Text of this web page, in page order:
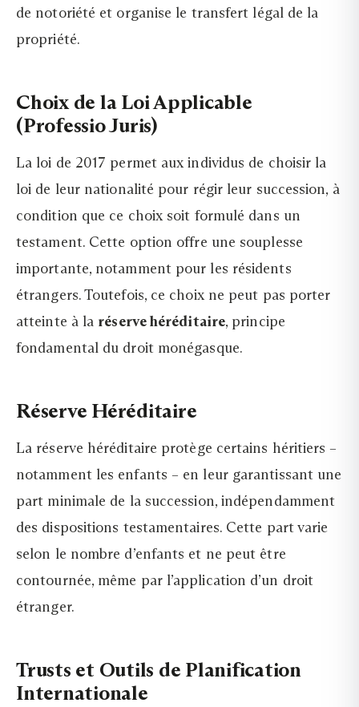
de notoriété et organise le transfert légal de la
propriété.
Choix de la Loi Applicable
(Professio Juris)
La loi de 2017 permet aux individus de choisir la
loi de leur nationalité pour régir leur succession, à
condition que ce choix soit formulé dans un
testament. Cette option offre une souplesse
importante, notamment pour les résidents
étrangers. Toutefois, ce choix ne peut pas porter
atteinte à la réserve héréditaire, principe
fondamental du droit monégasque.
Réserve Héréditaire
La réserve héréditaire protège certains héritiers –
notamment les enfants – en leur garantissant une
part minimale de la succession, indépendamment
des dispositions testamentaires. Cette part varie
selon le nombre d’enfants et ne peut être
contournée, même par l’application d’un droit
étranger.
Trusts et Outils de Planification
Internationale